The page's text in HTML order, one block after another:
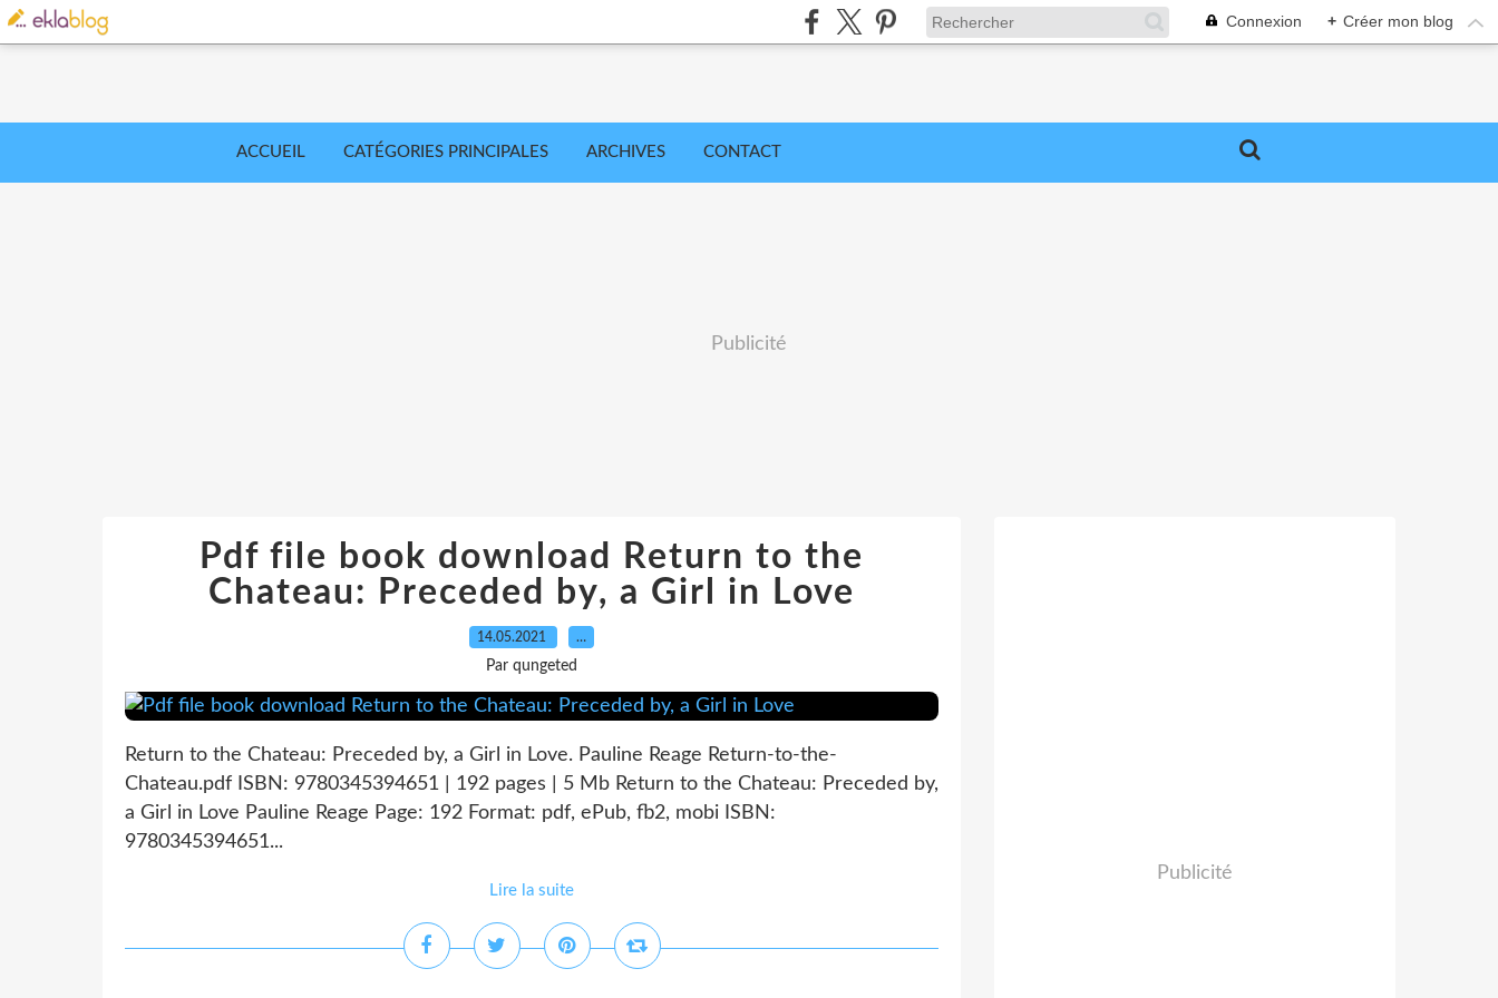
Connexion + Créer mon blog
ACCUEIL CATÉGORIES PRINCIPALES ARCHIVES CONTACT
Publicité
Pdf file book download Return to the
Chateau: Preceded by, a Girl in Love
14.05.2021 …
Par qungeted
Return to the Chateau: Preceded by, a Girl in Love. Pauline Reage Return-to-the-
Chateau.pdf ISBN: 9780345394651 | 192 pages | 5 Mb Return to the Chateau: Preceded by,
a Girl in Love Pauline Reage Page: 192 Format: pdf, ePub, fb2, mobi ISBN:
9780345394651...
Lire la suite
Publicité